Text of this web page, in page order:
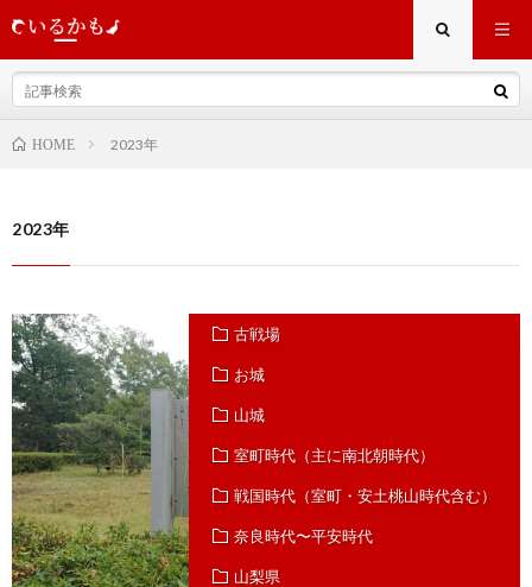
HOME 2023年
2023年
古戦場
お城
山城
室町時代（主に南北朝時代）
戦国時代（室町・安土桃山時代含む）
奈良時代〜平安時代
山梨県